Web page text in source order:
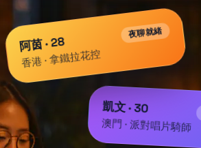
阿茵 · 28
夜聊就緒
香港 · 拿鐵拉花控
凱文 · 30
澳門 · 派對唱片騎師